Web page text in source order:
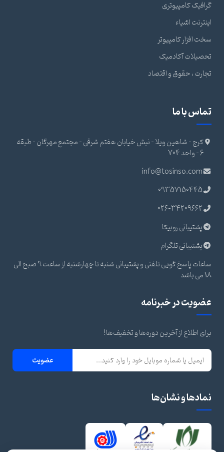
گرافیک کامپیوتری
اینترنت اشیاء
سخت افزار کامپیوتر
تحصیلات آکادمیک
تجارت ، حقوق و اقتصاد
تماس با ما
کرج - شاهین ویلا - نبش خیابان هفتم شرقی - مجتمع مهرگان - طبقه
6 - واحد 704
info@tosinso.com
09357150445
026-34209662
پشتیبانی روبیکا
پشتیبانی تلگرام
ساعات پاسخ گویی تلفنی و پشتیبانی شنبه تا چهارشنبه از ساعت 9 صبح الی
18 می باشد
عضویت در خبرنامه
برای اطلاع از آخرین دوره‌ها و تخفیف‌ها!
عضویت
نمادها و نشان‌ها